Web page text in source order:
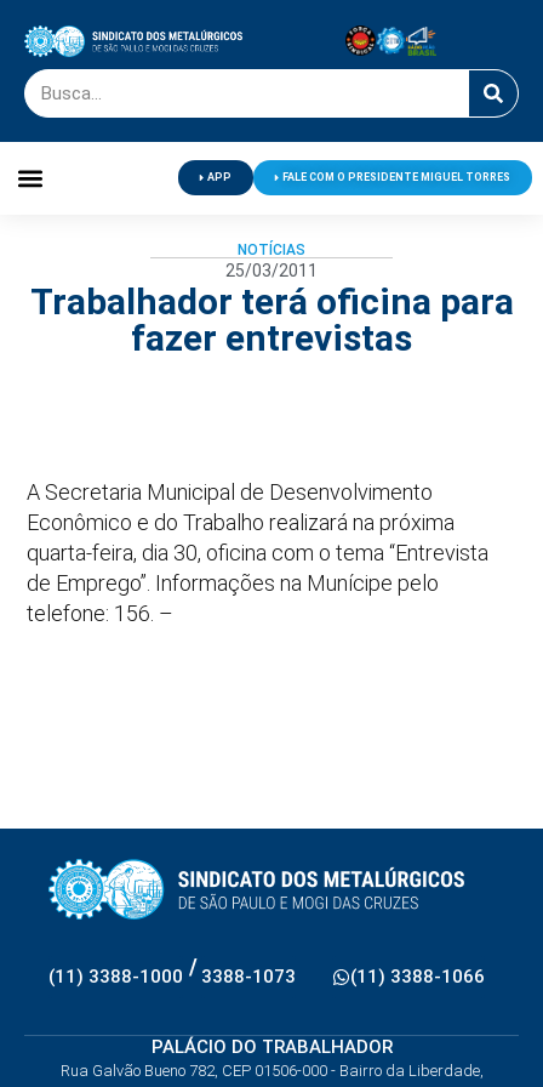
APP FALE COM O PRESIDENTE MIGUEL TORRES
NOTÍCIAS
25/03/2011
Trabalhador terá oficina para
fazer entrevistas
A Secretaria Municipal de Desenvolvimento
Econômico e do Trabalho realizará na próxima
quarta-feira, dia 30, oficina com o tema “Entrevista
de Emprego”. Informações na Munícipe pelo
telefone: 156. –
(11) 3388-1000 / 3388-1073 (11) 3388-1066
PALÁCIO DO TRABALHADOR
Rua Galvão Bueno 782, CEP 01506-000 - Bairro da Liberdade,